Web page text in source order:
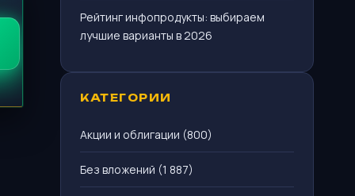
Рейтинг инфопродукты: выбираем
лучшие варианты в 2026
КАТЕГОРИИ
Акции и облигации (800)
Без вложений (1 887)